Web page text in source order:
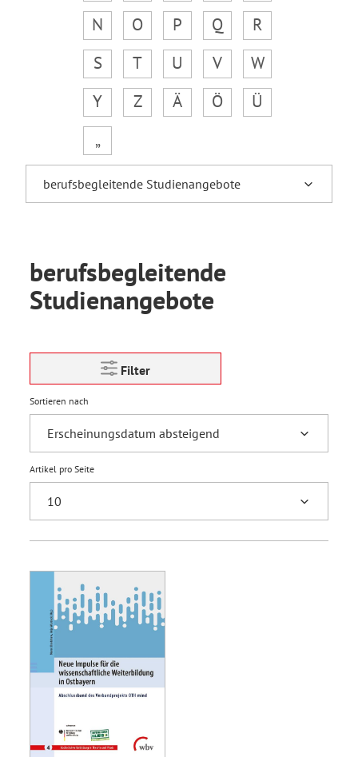
N
O P Q
R
S
T U V
W
Y
Z Ä Ö
Ü
„
berufsbegleitende
Studienangebote
Filter
Sortieren nach
Artikel pro Seite